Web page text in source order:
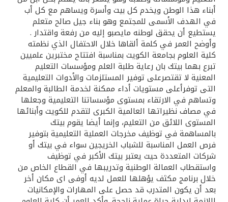
المملكة المتحدة
مملكة البحرين
أبناء هذا الوطن ويخدم كل بيت وأسرة ويساهم مع كل أب
في الهدف الأسمى للمجتمع وهو بناء جيل صالح متعلم
يستطيع أن يحقق لوطنه مايصبو إليه من رفعة واقتدار .
وأوضح العمر في كلمة ألقاها خلال الاحتفال الذي نظمته
كلية العلوم بجامعة الكويت بمناسبة افتتاح مختبرين علميين
تبرع بهما بيتك بان رعاية طلبة العلم ومؤسسات التعليم
المعنية لا تقتصرعلى توفير المستلزمات والأدوات التعليمية
التى توفرأعلى مستويات أداء ممكنة لخدمة الطالبة والمعلم
وتساهم في الارتقاء بمستوى مؤسساتنا التعليمية وجعلها
في مصاف نظيراتها العالمية الكبرى لتقدم للكويت وأبنائها
المستوى اللائق من التعليم، وإنما أيضا يقوم بيتك
بالمساهمة في توظيف مخرجات العملية التعليمية بتوفير
فرص العمل المناسبة للشباب الخريجين سواء في بيتك أو
شركات المتعددة حيث يعتبر بيتك الأكبر في توظيف
واستقطاب العمالة الوطنية وتدريبها في القطاع الخاص من
خلال برنامج مكثف يؤهلها للعمل لديه أوفى اى مكان أخر
بعد أن يكون المتدرب قد حصل على المهارات والإمكانيات